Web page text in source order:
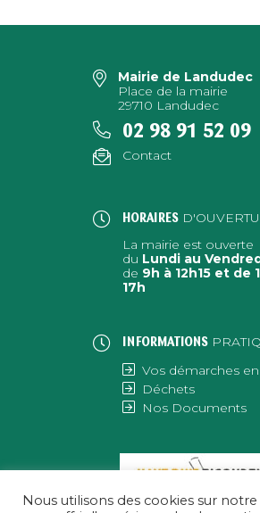
Mairie de Landudec
Place de la mairie
29710 Landudec
02 98 91 52 09
Contact
HORAIRES
La mairie est ouverte
du Lundi au
de 9h à 12h15 et de
17h
INFORMATIONS
Vos démarches
Déchets
Nos Documents
Nous utilisons des cookies sur